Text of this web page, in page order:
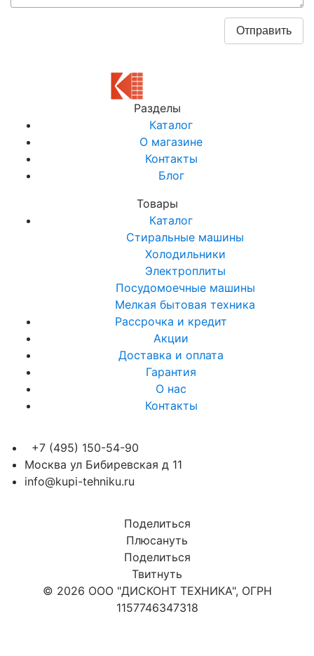
Разделы
Каталог
О магазине
Контакты
Блог
Товары
Каталог
Стиральные машины
Холодильники
Электроплиты
Посудомоечные машины
Мелкая бытовая техника
Рассрочка и кредит
Акции
Доставка и оплата
Гарантия
О нас
Контакты
+7 (495) 150-54-90
Москва ул Бибиревская д 11
info@kupi-tehniku.ru
Поделиться
Плюсануть
Поделиться
Твитнуть
© 2026 ООО "ДИСКОНТ ТЕХНИКА", ОГРН
1157746347318